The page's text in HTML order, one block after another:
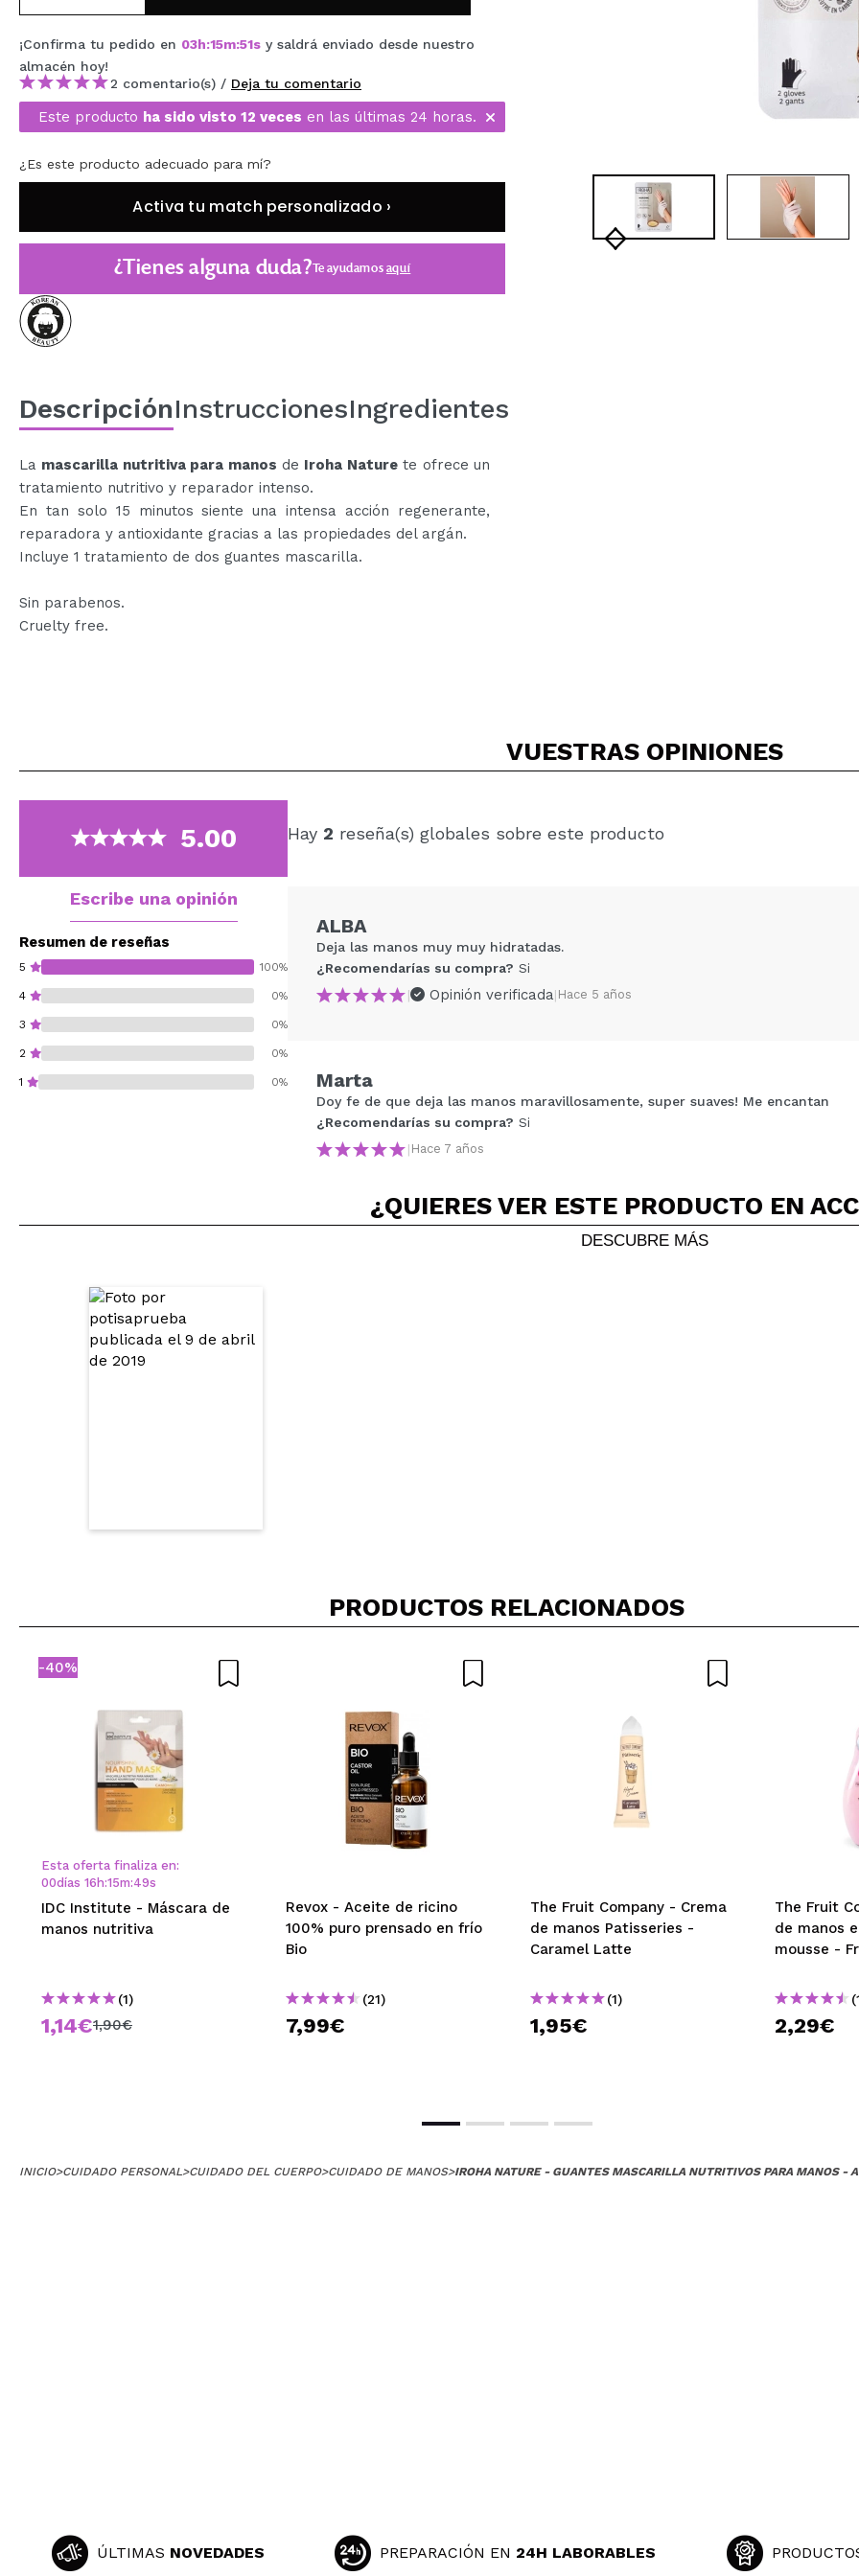
MAQUIFARMA
KOREA ZONE
TRAVEL SIZE
NATURE
OUTLET
¡HAN VUELTO!
PRÓXIMAMENTE
BLOG
¡Confirma tu pedido en 03h:15m:50s y saldrá enviado desde nuestro
almacén hoy!
2 comentario(s) / Deja tu comentario
Este producto ha sido visto 12 veces en las últimas 24 horas.
¿Es este producto adecuado para mí?
Activa tu match personalizado ›
¿Tienes alguna duda?Te ayudamosaquí
DescripciónInstruccionesIngredientes
La mascarilla nutritiva para manos de Iroha Naturete ofrece un
tratamiento nutritivo y reparador intenso.
En tan solo 15 minutos siente una intensa acción regenerante,
reparadora y antioxidante gracias a las propiedades del argán.
Incluye 1 tratamiento de dos guantes mascarilla.
Sin parabenos.
Cruelty free.
VUESTRAS OPINIONES
5.00
Escribe una opinión
Resumen de reseñas
5 100%
4 0%
3 0%
2 0%
1 0%
Hay 2 reseña(s) globales sobre este producto
Compartir un vídeo o una foto
Tu vídeo podría ser el primero. Imagínatelo...
ALBA
Deja las manos muy muy hidratadas.
¿Recomendarías su compra? Si
|
Opinión verificada| Hace 5 años
Marta
Doy fe de que deja las manos maravillosamente, super suaves! Me encantan
¿Recomendarías su compra? Si
| Hace 7 años
¿QUIERES VER ESTE PRODUCTO EN
DESCUBRE MÁS
PRODUCTOS RELACIONADOS
-40%
Esta oferta finaliza en:
00días 16 h:15m:48s
IDC Institute - Máscara de
manos nutritiva
(1)
1,14€1,90€
Revox - Aceite de ricino
100% puro prensado en frío
Bio
(21)
7,99€
The Fruit Company - Crema
de manos Patisseries -
Caramel Latte
(1)
1,95€
The Fruit
de manos
mousse -
2,29€
INICIO>CUIDADO PERSONAL>CUIDADO DEL CUERPO>CUIDADO DE MANOS>IROHA NATURE - GUANTES MASCARILLA NUTRITIVOS PARA MANOS -
ÚLTIMAS NOVEDADES PREPARACIÓN EN 24H LABORABLES